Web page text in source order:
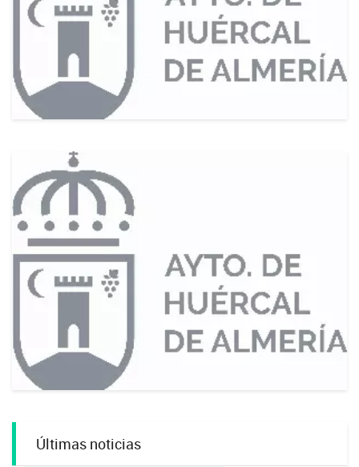
Últimas noticias